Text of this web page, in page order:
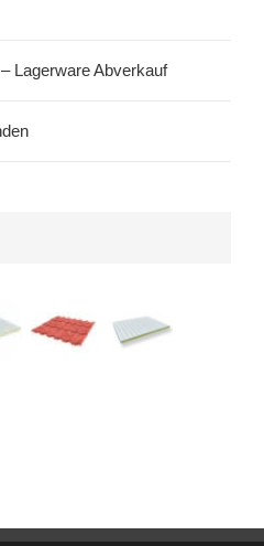
Lagerware Abverkauf